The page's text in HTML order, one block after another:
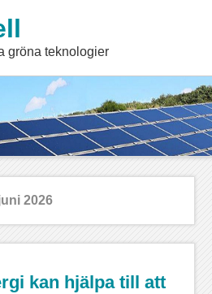
gröna teknologier
2026
kan hjälpa till att